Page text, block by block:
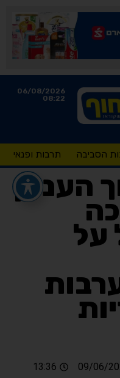
06/08/2026
08:22
הסביבה תרבות ופנאי
העניק
על
09/06/
13:36